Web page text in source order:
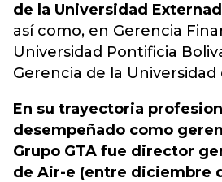
de la Universidad
así como, en Gerencia
Universidad Pontificia
Gerencia de la Universidad
En su trayectoria
desempeñado como
Grupo GTA fue director
de Air-e (entre diciembre